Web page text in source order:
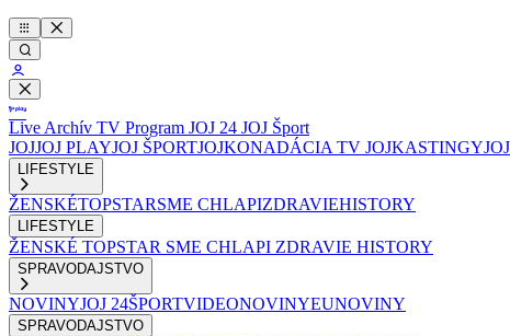
Live Archív TV Program JOJ 24 JOJ Šport
JOJJOJ PLAYJOJ ŠPORTJOJKONADÁCIA TV JOJKASTINGY
LIFESTYLE
ŽENSKÉTOPSTARSME CHLAPIZDRAVIEHISTORY
LIFESTYLE
ŽENSKÉ TOPSTAR SME CHLAPI ZDRAVIE HISTORY
SPRAVODAJSTVO
NOVINYJOJ 24ŠPORTVIDEONOVINYEUNOVINY
SPRAVODAJSTVO